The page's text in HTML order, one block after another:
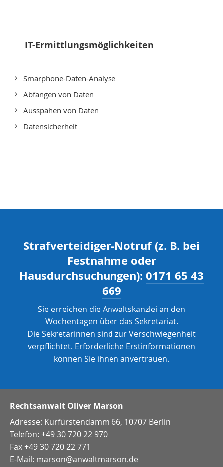
IT-Ermittlungsmöglichkeiten
Smarphone-Daten-Analyse
Abfangen von Daten
Ausspähen von Daten
Datensicherheit
Strafverteidiger-Notruf (z. B. bei
Festnahme oder
Hausdurchsuchungen): 0171 65 43
669
Sie erreichen die Anwaltskanzlei an den
Wochentagen über das Sekretariat.
Die Sekretärinnen sind zur Verschwiegenheit
verpflichtet. Erforderliche Erstinformationen
können Sie ihnen anvertrauen.
Rechtsanwalt Oliver Marson
Adresse: Kurfürstendamm 66, 10707 Berlin
Telefon: +49 30 720 22 970
Fax +49 30 720 22 771
E-Mail: marson@anwaltmarson.de